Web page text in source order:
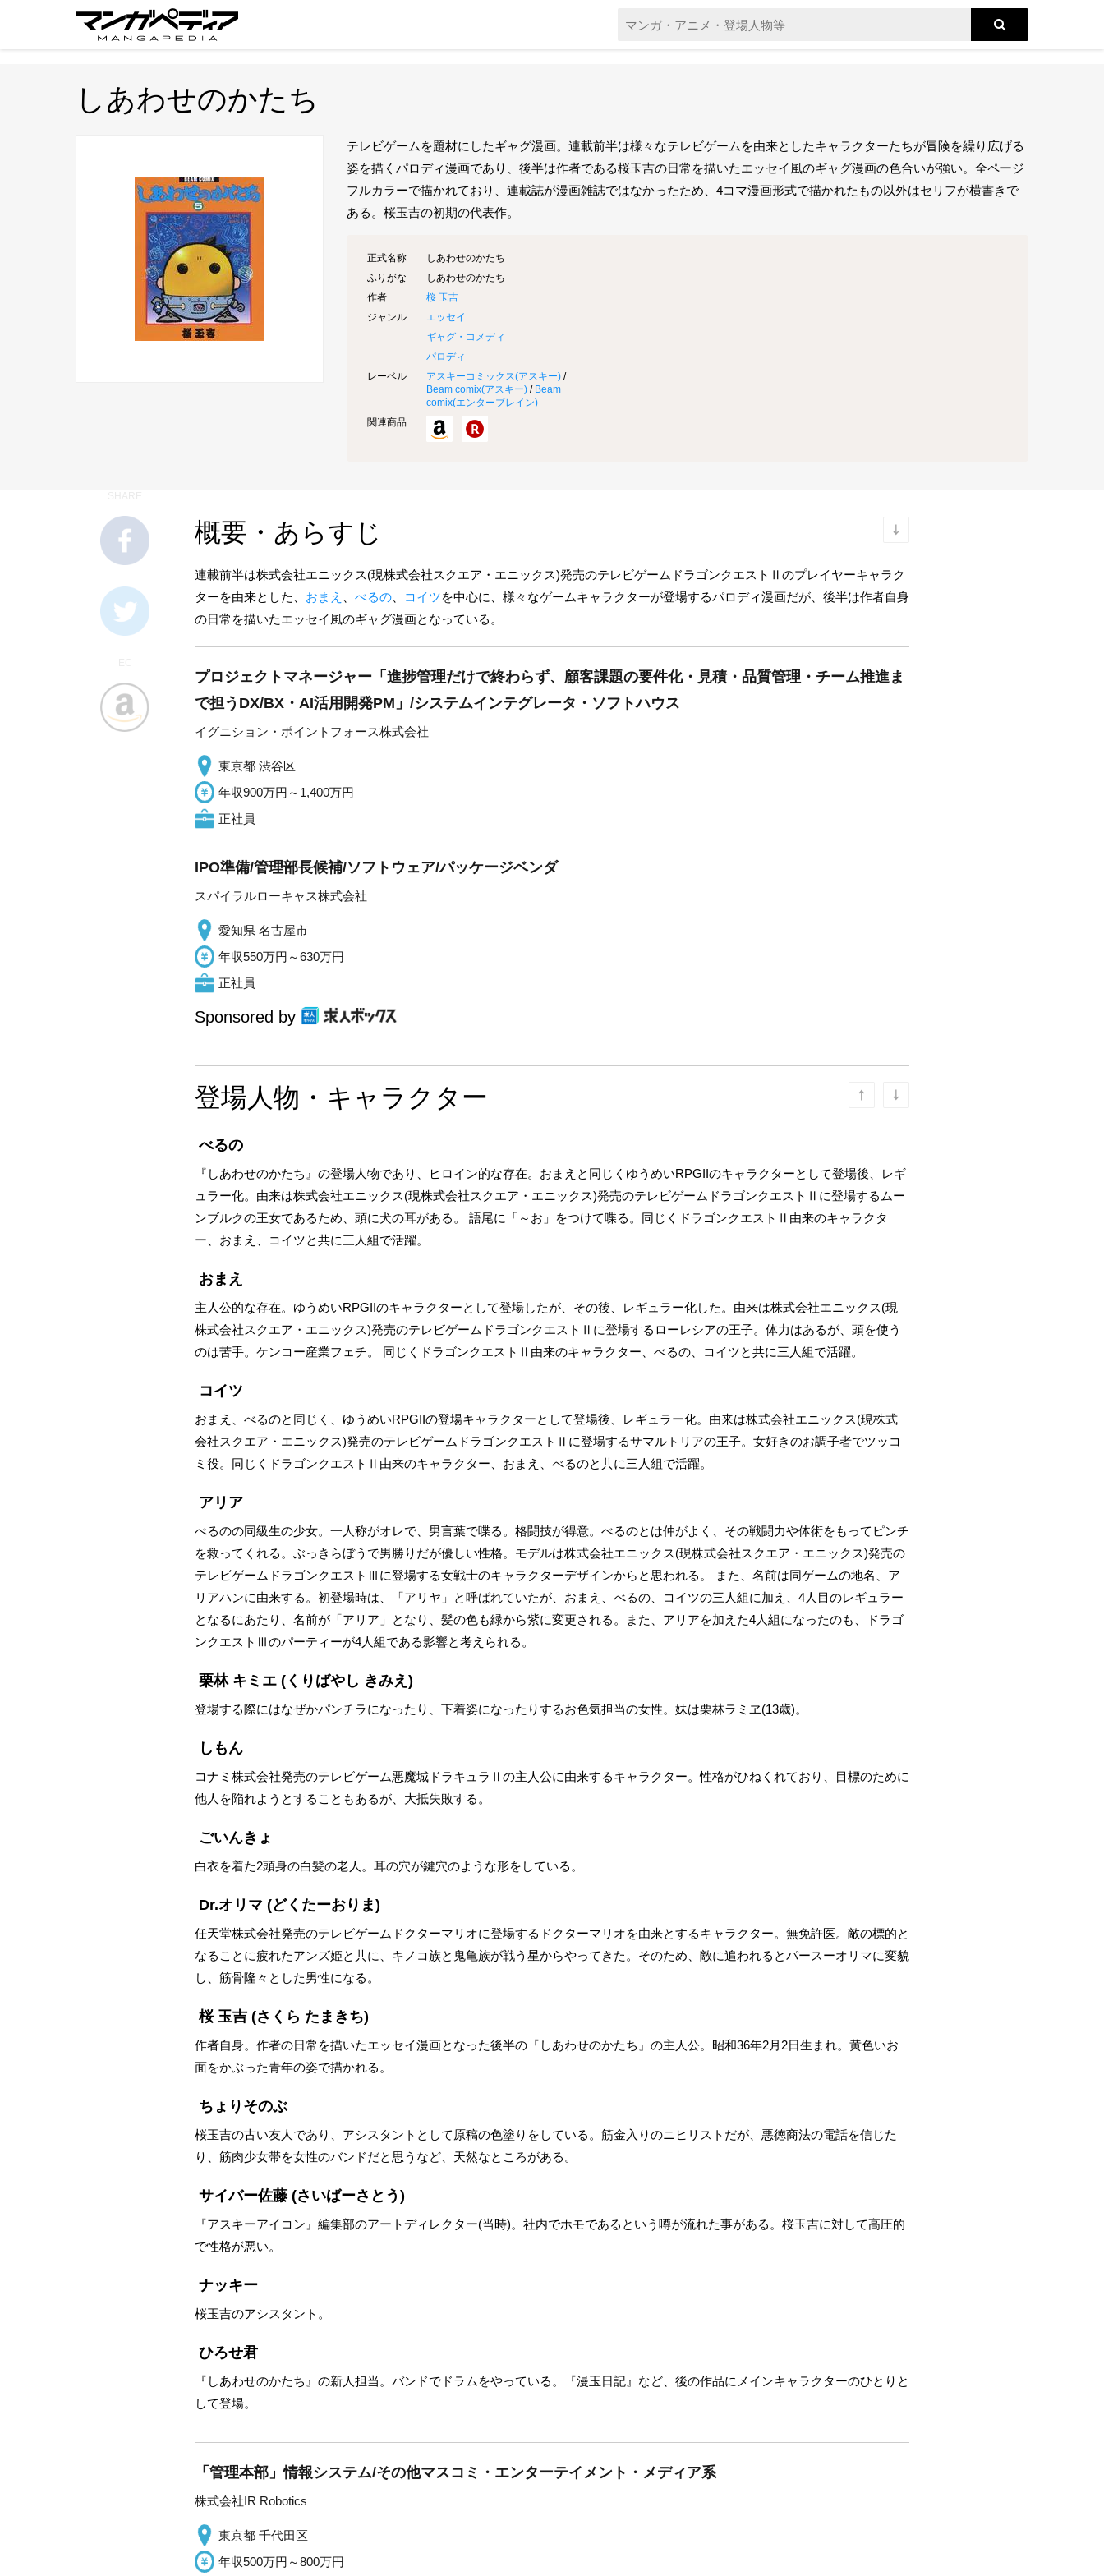
しあわせのかたち
テレビゲームを題材にしたギャグ漫画。連載前半は様々なテレビゲームを由来としたキャラクターたちが冒険を繰り広げる
姿を描くパロディ漫画であり、後半は作者である桜玉吉の日常を描いたエッセイ風のギャグ漫画の色合いが強い。全ページ
フルカラーで描かれており、連載誌が漫画雑誌ではなかったため、4コマ漫画形式で描かれたもの以外はセリフが横書きで
ある。桜玉吉の初期の代表作。
正式名称
しあわせのかたち
ふりがな
しあわせのかたち
作者
桜 玉吉
ジャンル
エッセイ
ギャグ・コメディ
パロディ
レーベル
アスキーコミックス(アスキー) /
Beam comix(アスキー) / Beam
comix(エンターブレイン)
関連商品
概要・あらすじ
連載前半は株式会社エニックス(現株式会社スクエア・エニックス)発売のテレビゲームドラゴンクエストⅡのプレイヤーキャラク
ターを由来とした、 おまえ べるの コイツを中心に、様々なゲームキャラクターが登場するパロディ漫画だが、後半は作者自身
の日常を描いたエッセイ風のギャグ漫画となっている。
プロジェクトマネージャー「進捗管理だけで終わらず、顧客課題の要件化・見積・品質管理・チーム推進ま
で担うDX/BX・AI活用開発PM」/システムインテグレータ・ソフトハウス
イグニション・ポイントフォース株式会社
東京都 渋谷区
年収900万円～1,400万円
正社員
IPO準備/管理部長候補/ソフトウェア/パッケージベンダ
スパイラルローキャス株式会社
愛知県 名古屋市
年収550万円～630万円
正社員
Sponsored by
登場人物・キャラクター
べるの
『しあわせのかたち』の登場人物であり、ヒロイン的な存在。おまえと同じくゆうめいRPGIIのキャラクターとして登場後、レギ
ュラー化。由来は株式会社エニックス(現株式会社スクエア・エニックス)発売のテレビゲームドラゴンクエストⅡに登場するムー
ンブルクの王女であるため、頭に犬の耳がある。 語尾に「～お」をつけて喋る。同じくドラゴンクエストⅡ由来のキャラクタ
ー、おまえ、コイツと共に三人組で活躍。
おまえ
主人公的な存在。ゆうめいRPGIIのキャラクターとして登場したが、その後、レギュラー化した。由来は株式会社エニックス(現
株式会社スクエア・エニックス)発売のテレビゲームドラゴンクエストⅡに登場するローレシアの王子。体力はあるが、頭を使う
のは苦手。ケンコー産業フェチ。 同じくドラゴンクエストⅡ由来のキャラクター、べるの、コイツと共に三人組で活躍。
コイツ
おまえ、べるのと同じく、ゆうめいRPGIIの登場キャラクターとして登場後、レギュラー化。由来は株式会社エニックス(現株式
会社スクエア・エニックス)発売のテレビゲームドラゴンクエストⅡに登場するサマルトリアの王子。女好きのお調子者でツッコ
ミ役。同じくドラゴンクエストⅡ由来のキャラクター、おまえ、べるのと共に三人組で活躍。
アリア
べるのの同級生の少女。一人称がオレで、男言葉で喋る。格闘技が得意。べるのとは仲がよく、その戦闘力や体術をもってピンチ
を救ってくれる。ぶっきらぼうで男勝りだが優しい性格。モデルは株式会社エニックス(現株式会社スクエア・エニックス)発売の
テレビゲームドラゴンクエストⅢに登場する女戦士のキャラクターデザインからと思われる。 また、名前は同ゲームの地名、ア
リアハンに由来する。初登場時は、「アリヤ」と呼ばれていたが、おまえ、べるの、コイツの三人組に加え、4人目のレギュラー
となるにあたり、名前が「アリア」となり、髪の色も緑から紫に変更される。また、アリアを加えた4人組になったのも、ドラゴ
ンクエストⅢのパーティーが4人組である影響と考えられる。
栗林 キミエ (くりばやし きみえ)
登場する際にはなぜかパンチラになったり、下着姿になったりするお色気担当の女性。妹は栗林ラミヱ(13歳)。
しもん
コナミ株式会社発売のテレビゲーム悪魔城ドラキュラⅡの主人公に由来するキャラクター。性格がひねくれており、目標のために
他人を陥れようとすることもあるが、大抵失敗する。
ごいんきょ
白衣を着た2頭身の白髪の老人。耳の穴が鍵穴のような形をしている。
Dr.オリマ (どくたーおりま)
任天堂株式会社発売のテレビゲームドクターマリオに登場するドクターマリオを由来とするキャラクター。無免許医。敵の標的と
なることに疲れたアンズ姫と共に、キノコ族と鬼亀族が戦う星からやってきた。そのため、敵に追われるとパースーオリマに変貌
し、筋骨隆々とした男性になる。
桜 玉吉 (さくら たまきち)
作者自身。作者の日常を描いたエッセイ漫画となった後半の『しあわせのかたち』の主人公。昭和36年2月2日生まれ。黄色いお
面をかぶった青年の姿で描かれる。
ちょりそのぶ
桜玉吉の古い友人であり、アシスタントとして原稿の色塗りをしている。筋金入りのニヒリストだが、悪徳商法の電話を信じた
り、筋肉少女帯を女性のバンドだと思うなど、天然なところがある。
サイバー佐藤 (さいばーさとう)
『アスキーアイコン』編集部のアートディレクター(当時)。社内でホモであるという噂が流れた事がある。桜玉吉に対して高圧的
で性格が悪い。
ナッキー
桜玉吉のアシスタント。
ひろせ君
『しあわせのかたち』の新人担当。バンドでドラムをやっている。『漫玉日記』など、後の作品にメインキャラクターのひとりと
して登場。
「管理本部」情報システム/その他マスコミ・エンターテイメント・メディア系
株式会社IR Robotics
東京都 千代田区
年収500万円～800万円